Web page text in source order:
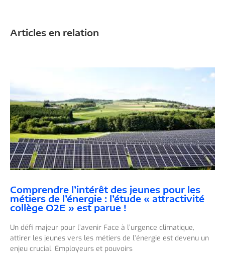
Articles en relation
Comprendre l’intérêt des jeunes pour les
métiers de l’énergie : l’étude « attractivité
collège O2E » est parue !
Un défi majeur pour l’avenir Face à l’urgence climatique,
attirer les jeunes vers les métiers de l’énergie est devenu un
enjeu crucial. Employeurs et pouvoirs